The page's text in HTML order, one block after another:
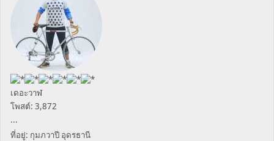
เดอะวาฬ
โพสต์: 3,872
...
ที่อยู่: กุมภวาปี อุดรธานี